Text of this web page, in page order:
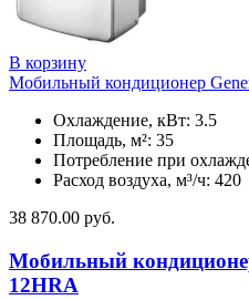
В корзину
Мобильный кондиционер
Охлаждение, кВт: 3.5
Площадь, м²: 35
Потребление при
Расход воздуха, м³/ч: 420
38 870.00 руб.
Мобильный
12HRA